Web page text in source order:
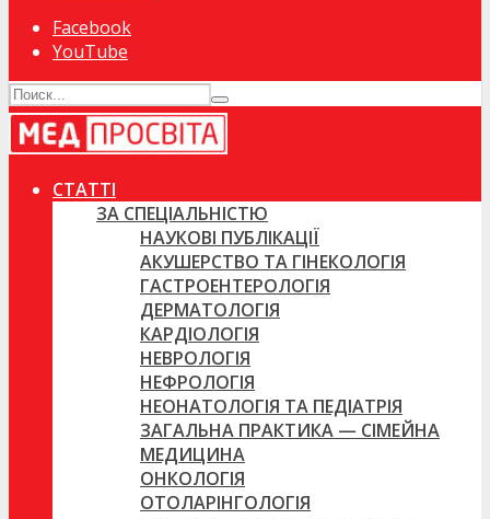
Facebook
YouTube
СТАТТІ
ЗА СПЕЦІАЛЬНІСТЮ
НАУКОВІ ПУБЛІКАЦІЇ
АКУШЕРСТВО ТА ГІНЕКОЛОГІЯ
ГАСТРОЕНТЕРОЛОГІЯ
ДЕРМАТОЛОГІЯ
КАРДІОЛОГІЯ
НЕВРОЛОГІЯ
НЕФРОЛОГІЯ
НЕОНАТОЛОГІЯ ТА ПЕДІАТРІЯ
ЗАГАЛЬНА ПРАКТИКА — СІМЕЙНА
МЕДИЦИНА
ОНКОЛОГІЯ
ОТОЛАРІНГОЛОГІЯ